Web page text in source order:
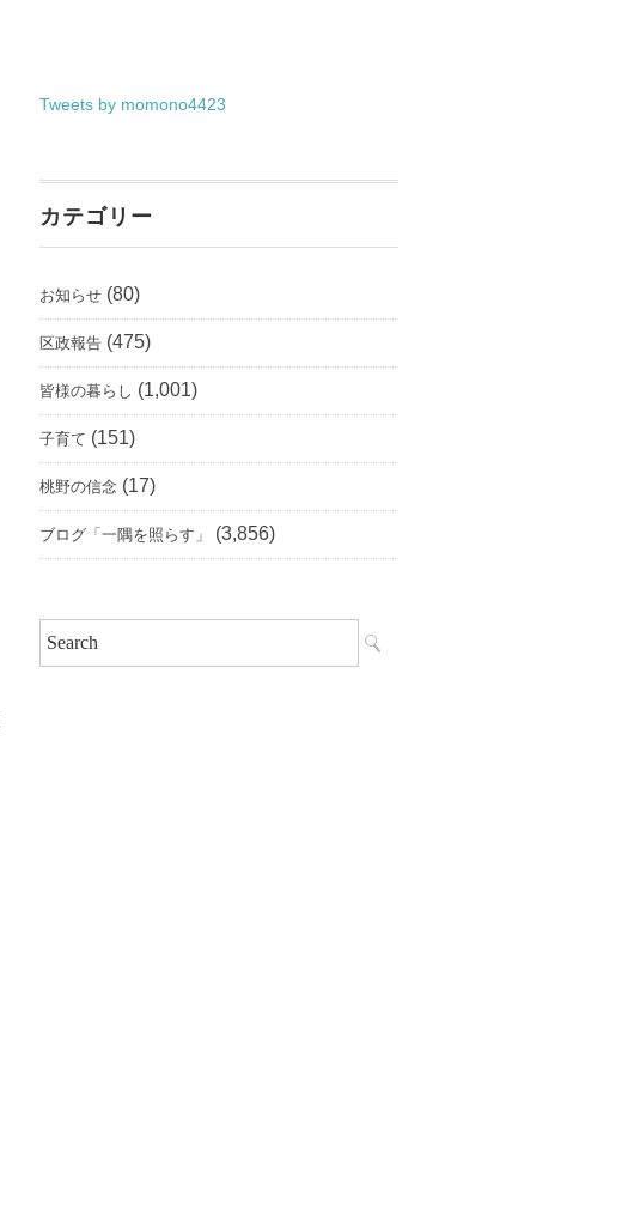
Tweets by momono4423
カテゴリー
お知らせ (80)
区政報告 (475)
皆様の暮らし (1,001)
子育て (151)
桃野の信念 (17)
ブログ「一隅を照らす」 (3,856)